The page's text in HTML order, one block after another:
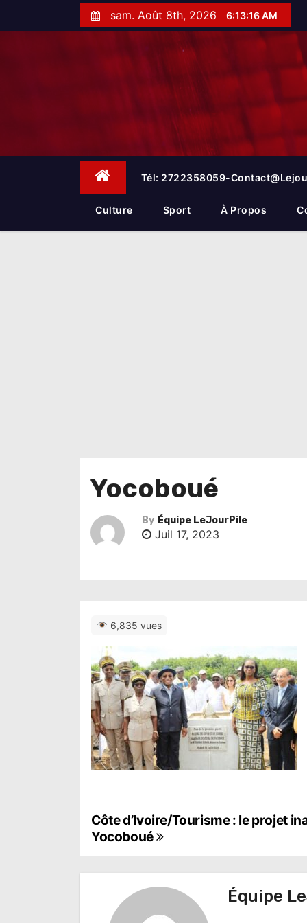
t
sam. Août 8th, 2026 6:13:17 AM
Tél: 2722358059-
Culture Sport À Propos
Yocoboué
By Équipe LeJourPile
Juil 17, 2023
6,835 vues
N
v
Côte d’Ivoire/Tourisme : le projet
Yocoboué
Équipe